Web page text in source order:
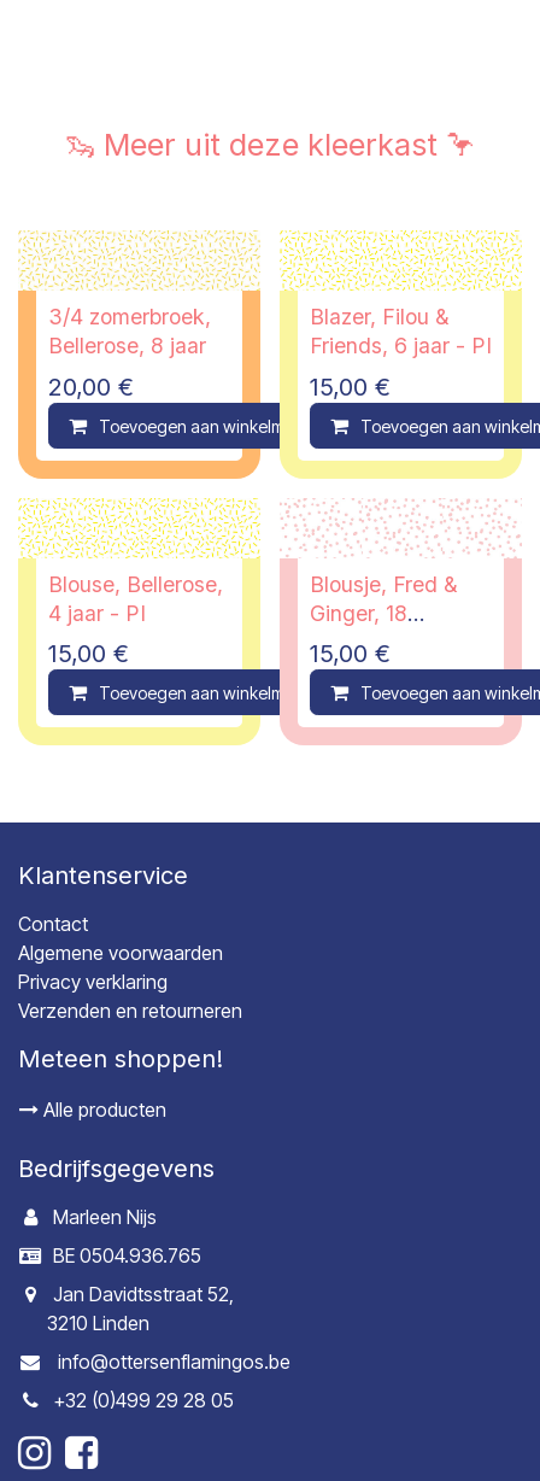
🦦 Meer uit deze kleerkast 🦩
3/4 zomerbroek,
Bellerose, 8 jaar
20,00 €
Toevoegen aan winkelmandje Compare
Blazer, Filou &
Friends, 6 jaar - PI
15,00 €
Toevoegen aan
Blouse, Bellerose,
4 jaar - PI
15,00 €
Toevoegen aan winkelmandje Compare
Blousje, Fred &
Ginger, 18
maanden
15,00 €
Toevoegen aan
Klantenservice
Contact
Algemene voorwaarden
Privacy verklaring
Verzenden en retourneren
Meteen shoppen!
Alle producten
Bedrijfsgegevens
Marleen Nijs
BE 0504.936.765
Jan Davidtsstraat 52,
3210 Linden
info@ottersenflamingos.be
+32 (0)499 29 28 05